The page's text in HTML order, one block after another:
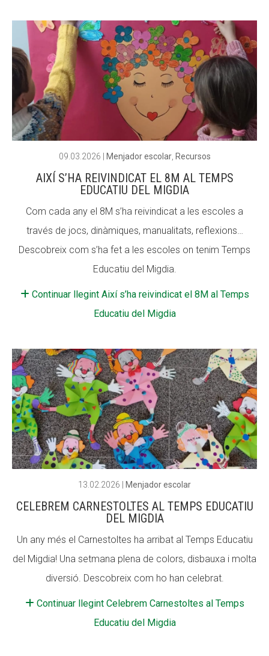
09.03.2026 Menjador escolar, Recursos
AIXÍ S’HA REIVINDICAT EL 8M AL TEMPS
EDUCATIU DEL MIGDIA
Com cada any el 8M s’ha reivindicat a les escoles a
través de jocs, dinàmiques, manualitats, reflexions…
Descobreix com s’ha fet a les escoles on tenim Temps
Educatiu del Migdia.
Continuar llegint Així s’ha reivindicat el 8M al Temps
Educatiu del Migdia
13.02.2026 Menjador escolar
CELEBREM CARNESTOLTES AL TEMPS EDUCATIU
DEL MIGDIA
Un any més el Carnestoltes ha arribat al Temps Educatiu
del Migdia! Una setmana plena de colors, disbauxa i molta
diversió. Descobreix com ho han celebrat.
Continuar llegint Celebrem Carnestoltes al Temps
Educatiu del Migdia